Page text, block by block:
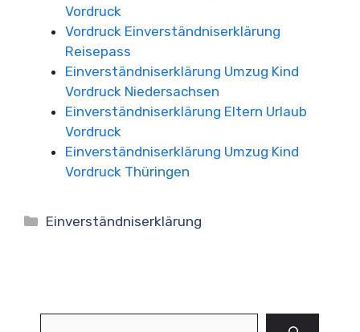
Vordruck
Vordruck Einverständniserklärung
Reisepass
Einverständniserklärung Umzug Kind
Vordruck Niedersachsen
Einverständniserklärung Eltern Urlaub
Vordruck
Einverständniserklärung Umzug Kind
Vordruck Thüringen
Kategorien
Einverständniserklärung